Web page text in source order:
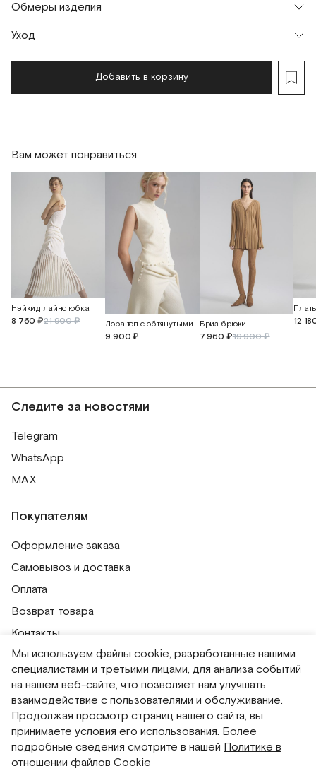
г. Москва, Малая Бронная 24/3
M
Обмеры изделия
Мерки, см
Уход
Добавить в корзину
Вам может понравиться
Нэйкид лайнс юбка
8 760 ₽21 900 ₽
Лора топ с обтянутыми пуговицами
9 900 ₽
Бриз брюки
7 960 ₽19 900 ₽
12
Следите за новостями
Telegram
WhatsApp
MAX
Покупателям
Оформление заказа
Самовывоз и доставка
Оплата
Возврат товара
Контакты
Публичная оферта
Политика обработки персональных данных
Политика использования сессионных файлов
Согласие на получение рассылок
Согласие на обработку персональных данных
Система привилегий
Мы используем файлы cookie, разработанные нашими
специалистами и третьими лицами, для анализа событий
на нашем веб-сайте, что позволяет нам улучшать
взаимодействие с пользователями и обслуживание.
Продолжая просмотр страниц нашего сайта, вы
принимаете условия его использования. Более
подробные сведения смотрите в нашей Политике в
отношении файлов Cookie